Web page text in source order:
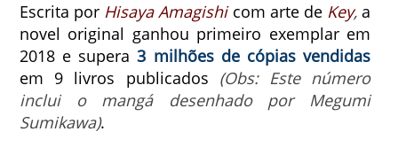
Escrita por Hisaya Amagishi com arte de Key,a
novel original ganhou primeiro exemplar em
2018 e supera3 milhões de cópias vendidas
em 9 livros publicados (Obs: Este número
inclui o mangá desenhado por Megumi
Sumikawa).